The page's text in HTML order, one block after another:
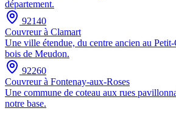
département.
92140
Couvreur à Clamart
Une ville étendue, du centre ancien au
bois de Meudon.
92260
Couvreur à Fontenay-aux-Roses
Une commune de coteau aux rues
notre base.